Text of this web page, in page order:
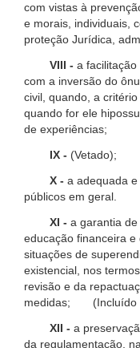
com vistas à
e morais, individuais,
proteção Jurídica,
VIII - a
com a inversão do
civil, quando, a
quando for ele
de experiências;
IX - (Vetado);
X - a adequada
públicos em geral.
XI - a garantia
educação financeira
situações de
existencial, nos
revisão e da
medidas; (Incluído
XII - a
da regulamentação,